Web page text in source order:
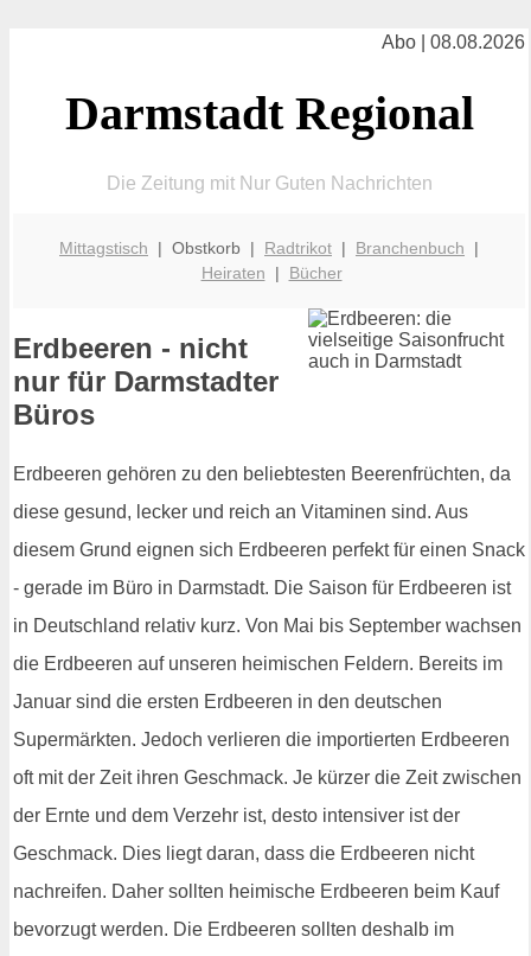
Abo | 08.08.2026
Darmstadt Regional
Die Zeitung mit Nur Guten Nachrichten
Mittagstisch | Obstkorb | Radtrikot | Branchenbuch |
Heiraten | Bücher
Erdbeeren - nicht
nur für Darmstadter
Büros
Erdbeeren gehören zu den beliebtesten Beerenfrüchten, da
diese gesund, lecker und reich an Vitaminen sind. Aus
diesem Grund eignen sich Erdbeeren perfekt für einen Snack
- gerade im Büro in Darmstadt. Die Saison für Erdbeeren ist
in Deutschland relativ kurz. Von Mai bis September wachsen
die Erdbeeren auf unseren heimischen Feldern. Bereits im
Januar sind die ersten Erdbeeren in den deutschen
Supermärkten. Jedoch verlieren die importierten Erdbeeren
oft mit der Zeit ihren Geschmack. Je kürzer die Zeit zwischen
der Ernte und dem Verzehr ist, desto intensiver ist der
Geschmack. Dies liegt daran, dass die Erdbeeren nicht
nachreifen. Daher sollten heimische Erdbeeren beim Kauf
bevorzugt werden. Die Erdbeeren sollten deshalb im